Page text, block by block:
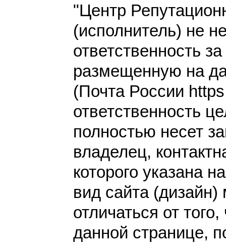
"Центр
(исполнитель) не
ответственность
размещенную на
(Почта России
ответственность
полностью несет
владелец,
которого указана
вид сайта (дизайн)
отличаться от
данной странице,